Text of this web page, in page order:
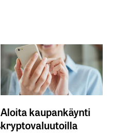
Aloita kaupankäynti
kryptovaluutoilla